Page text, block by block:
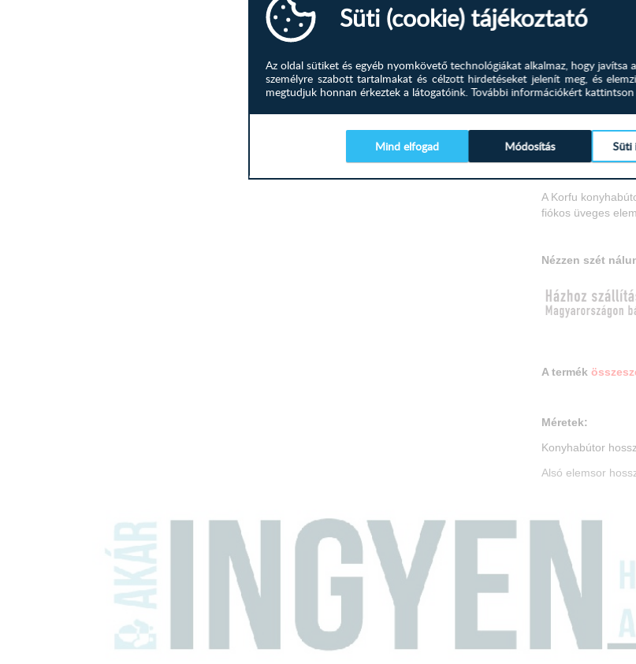
-
Termékleírás
A Korfu
fiókos üveges
Nézzen szét
A termék
Méretek:
Konyhabútor
Alsó elemsor
Felső elem magass
Felső elem
Alsó elem
Alsó elem m
Munkalap
Süti (cookie) tájékoztató
Az oldal sütiket és egyéb nyomkövető technológiákat alkalmaz, hogy javítsa
személyre szabott tartalmakat és célzott hirdetéseket jelenít meg, és
megtudjuk honnan érkeztek a látogatóink. További információkért
Mind elfogad Módosítás Süti